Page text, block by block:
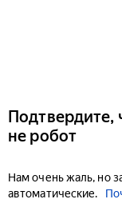
Подтвердите,
не робот
Нам очень жаль, но
автоматические.